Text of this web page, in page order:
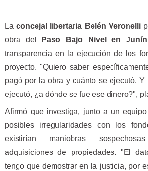
Laconcejal libertaria Belén Veronelli
obra del
Paso Bajo Nivel en Junín
transparencia en la ejecución de los
proyecto. "Quiero saber
pagó por la obra y cuánto se ejecutó.
ejecutó, ¿a dónde se fue ese dinero?",
Afirmó que investiga, junto a un
posibles irregularidades con los
existirían maniobras
adquisiciones de propiedades. "El
tengo que demostrar en la justicia, por